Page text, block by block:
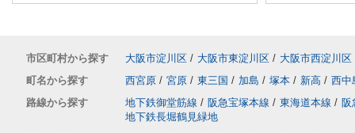
市区町村から探す 大阪市淀川区 / 大阪市東淀川区 / 大阪市西淀川区
町名から探す
西宮原 / 宮原 / 東三国 / 加島 / 塚本 / 新高 / 西中
路線から探す
地下鉄御堂筋線 / 阪急宝塚本線 / 東海道本線 / 阪
地下鉄長堀鶴見緑地